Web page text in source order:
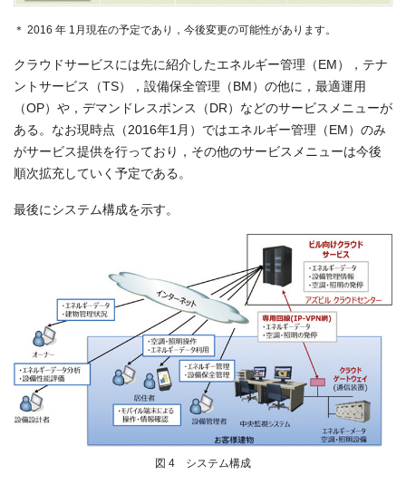
＊ 2016 年 1月現在の予定であり，今後変更の可能性があります。
クラウドサービスには先に紹介したエネルギー管理（EM），テナ
ントサービス（TS），設備保全管理（BM）の他に，最適運用
（OP）や，デマンドレスポンス（DR）などのサービスメニューが
ある。なお現時点（2016年1月）ではエネルギー管理（EM）のみ
がサービス提供を行っており，その他のサービスメニューは今後
順次拡充していく予定である。
最後にシステム構成を示す。
図 4 システム構成